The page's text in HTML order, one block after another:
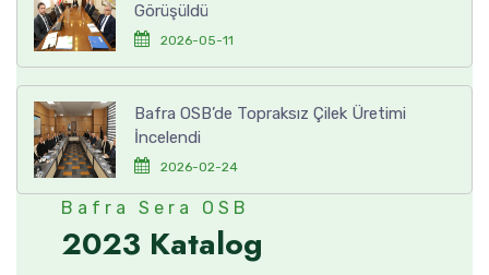
Görüşüldü
2026-05-11
Bafra OSB’de Topraksız Çilek Üretimi
İncelendi
2026-02-24
Bafra Sera OSB
2023 Katalog